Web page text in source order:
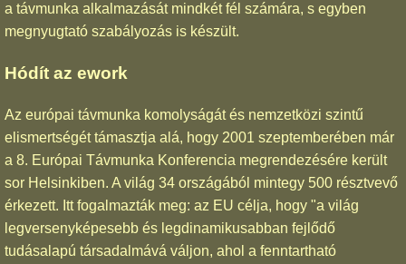
a távmunka alkalmazását mindkét fél számára, s egyben
megnyugtató szabályozás is készült.
Hódít az ework
Az európai távmunka komolyságát és nemzetközi szintű
elismertségét támasztja alá, hogy 2001 szeptemberében már
a 8. Európai Távmunka Konferencia megrendezésére került
sor Helsinkiben. A világ 34 országából mintegy 500 résztvevő
érkezett. Itt fogalmazták meg: az EU célja, hogy "a világ
legversenyképesebb és legdinamikusabban fejlődő
tudásalapú társadalmává váljon, ahol a fenntartható